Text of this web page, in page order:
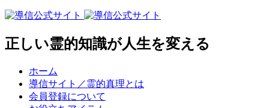
正しい霊的知識が人生を変える
ホーム
導信サイト／霊的真理とは
会員登録について